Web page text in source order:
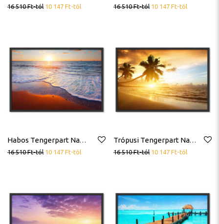
16 510Ft-tól 10 147 Ft-tól 16 510Ft-tól 10 147 Ft-tól
Habos Tengerpart Napkelte Poszter
16 510Ft-tól 10 147 Ft-tól
Trópusi Tengerpart Napkelte Pálmafa Hullámok Poszter
16 510Ft-tól 10 147 Ft-tól